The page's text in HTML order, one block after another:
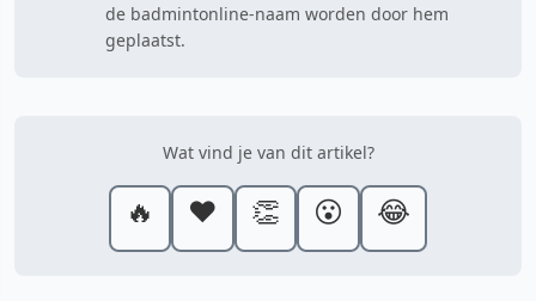
de badmintonline-naam worden door hem
geplaatst.
Wat vind je van dit artikel?
🔥 ❤️ 👏 😮 😂